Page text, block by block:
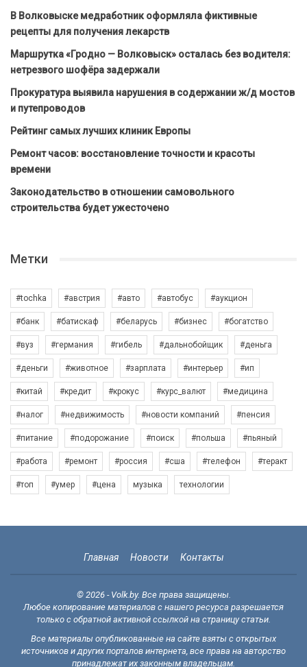
В Волковыске медработник оформляла фиктивные
рецепты для получения лекарств
Маршрутка «Гродно — Волковыск» осталась без водителя:
нетрезвого шофёра задержали
Прокуратура выявила нарушения в содержании ж/д мостов
и путепроводов
Рейтинг самых лучших клиник Европы
Ремонт часов: восстановление точности и красоты
времени
Законодательство в отношении самовольного
строительства будет ужесточено
Метки
#tochka #австрия #авто #автобус #аукцион
#банк #батискаф #беларусь #бизнес #богатство
#вуз #германия #гибель #дальнобойщик #деньга
#деньги #животное #зарплата #интерьер #ип
#китай #кредит #крокус #курс_валют #медицина
#налог #недвижимость #новости компаний #пенсия
#питание #подорожание #поиск #польша #пьяный
#работа #ремонт #россия #сша #телефон #теракт
#топ #умер #цена музыка технологии
Главная Новости Контакты
© 2026 - Volk.by. Все права защищены.
Любое копирование материалов с нашего ресурса разрешается
только с обратной активной ссылкой на страницу статьи.
Все материалы опубликованные на сайте взяты с открытых
источников и других порталов интернета, все права на авторство
принадлежат их законным владельцам.